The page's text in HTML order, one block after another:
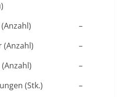
–
(Anzahl)
–
–
(Stk.)
–